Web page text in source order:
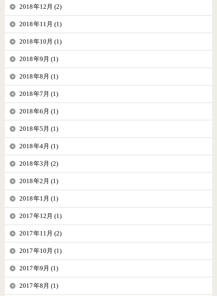
2018年12月 (2)
2018年11月 (1)
2018年10月 (1)
2018年9月 (1)
2018年8月 (1)
2018年7月 (1)
2018年6月 (1)
2018年5月 (1)
2018年4月 (1)
2018年3月 (2)
2018年2月 (1)
2018年1月 (1)
2017年12月 (1)
2017年11月 (2)
2017年10月 (1)
2017年9月 (1)
2017年8月 (1)